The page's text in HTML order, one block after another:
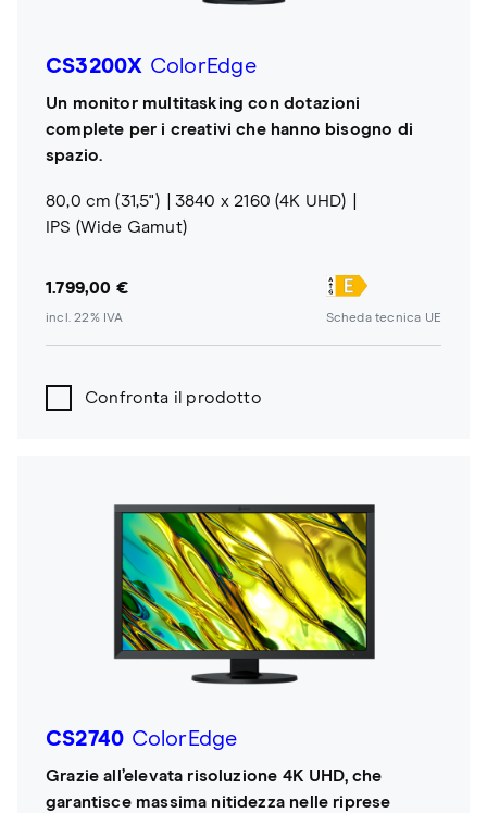
CS3200X ColorEdge
Un monitor multitasking con dotazioni
complete per i creativi che hanno bisogno di
spazio.
80,0 cm (31,5")
3840 x 2160 (4K UHD)
IPS (Wide Gamut)
1.799,00 €
incl. 22% IVA Scheda tecnica UE
Confronta il prodotto
CS2740 ColorEdge
Grazie all’elevata risoluzione 4K UHD, che
garantisce massima nitidezza nelle riprese